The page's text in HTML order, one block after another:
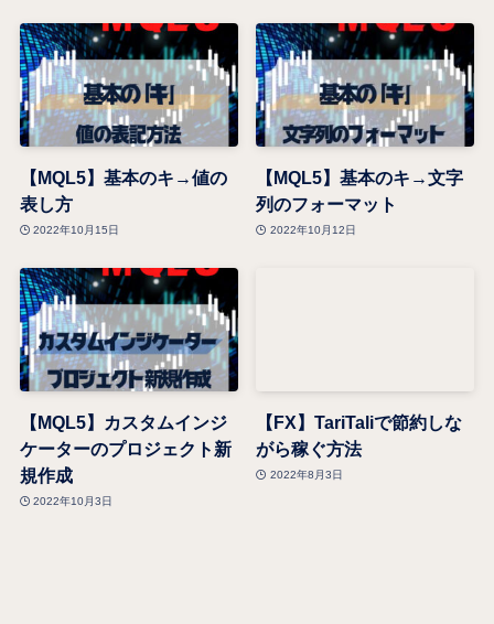
【MQL5】基本のキ→値の
表し方
2022年10月15日
【MQL5】基本のキ→文字
列のフォーマット
2022年10月12日
【MQL5】カスタムインジ
ケーターのプロジェクト新
規作成
2022年10月3日
【FX】TariTaliで節約しな
がら稼ぐ方法
2022年8月3日